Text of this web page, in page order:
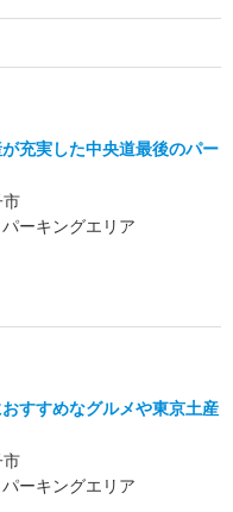
充実した中央道最後のパー
市
ーキングエリア
すすめなグルメや東京土産
市
ーキングエリア